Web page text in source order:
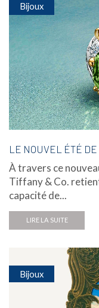
Bijoux
LE NOUVEL ÉTÉ DE
À travers ce
Tiffany & Co.
capacité de...
LIRE LA SUITE
Bijoux